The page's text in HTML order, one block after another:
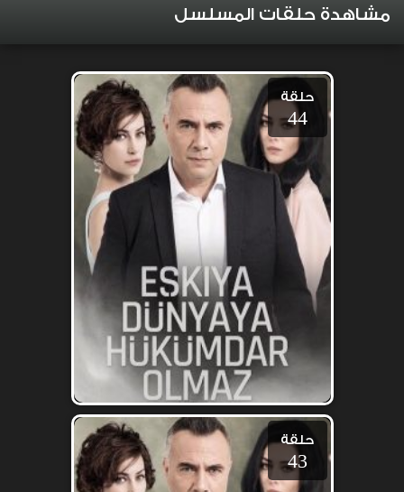
مشاهدة حلقات المسلسل
حلقة
44
حلقة
43